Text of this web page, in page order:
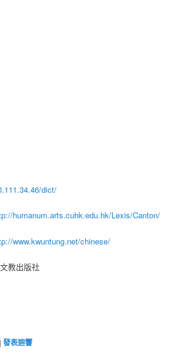
dict/
humanum.arts.cuhk.edu.hk/Lexis/Canton/
www.kwuntung.net/chinese/
教出版社
|發表迴響